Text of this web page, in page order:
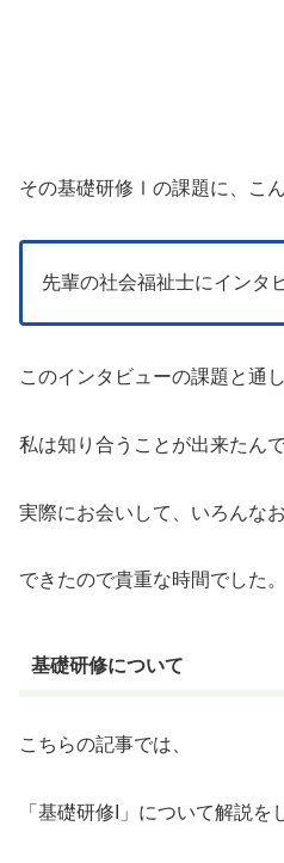
その基礎研修Ⅰの課題に、こ
先輩の社会福祉士にインタ
このインタビューの課題と通
私は知り合うことが出来たんで
実際にお会いして、いろんな
できたので貴重な時間でした。
基礎研修について
こちらの記事では、
「基礎研修I」について解説を